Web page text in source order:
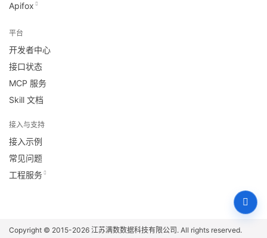
Apifox
平台
开发者中心
接口状态
MCP 服务
Skill 文档
接入与支持
接入示例
常见问题
工程服务
Copyright © 2015-2026 江苏满数数据科技有限公司 . All rights reserved.